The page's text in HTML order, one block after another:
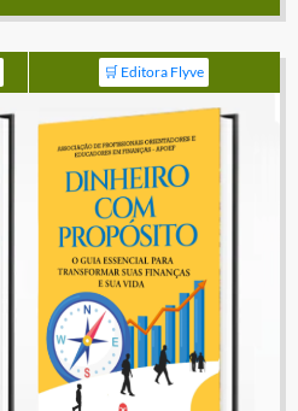
🛒 Editora Flyve